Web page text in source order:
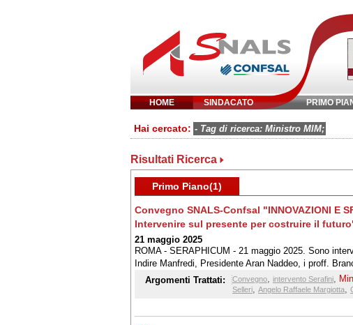
HOME SINDACATO PRIMO
Inserisci parola chiave:
Hai cercato: - Tag di ricerca: Ministro MIM;
Risultati Ricerca
Primo Piano(1)
Convegno SNALS-Confsal "INNOVAZIONI E
Intervenire sul presente per costruire il
21 maggio 2025
ROMA - SERAPHICUM - 21 maggio 2025. Sono
Indire Manfredi, Presidente Aran Naddeo, i proff.
Generale Confsal Margiotta
Argomenti Trattati: Convegno, intervento Serafini,
Selleri, Angelo Raffaele Margiotta,